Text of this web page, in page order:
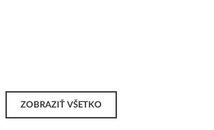
ZOBRAZIŤ VŠETKO